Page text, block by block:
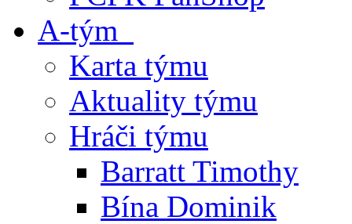
A-tým
Karta týmu
Aktuality týmu
Hráči týmu
Barratt Timothy
Bína Dominik